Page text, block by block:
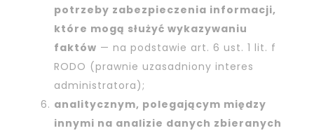
potrzeby zabezpieczenia informacji,
które mogą służyć wykazywaniu
faktów — na podstawie art. 6 ust. 1 lit. f
RODO (prawnie uzasadniony interes
administratora);
analitycznym, polegającym między
innymi na analizie danych zbieranych